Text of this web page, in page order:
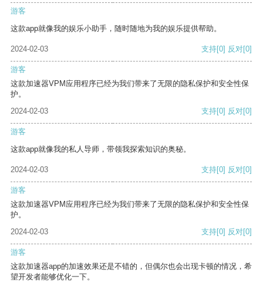
游客
这款app就像我的娱乐小助手，随时随地为我的娱乐提供帮助。
2024-02-03 支持[0] 反对[0]
游客
这款加速器VPM应用程序已经为我们带来了无限的隐私保护和安全性保
护。
2024-02-03
支持[0] 反对[0]
游客
这款app就像我的私人导师，带领我探索知识的奥秘。
2024-02-03 支持[0] 反对[0]
游客
这款加速器VPM应用程序已经为我们带来了无限的隐私保护和安全性保
护。
2024-02-03
支持[0] 反对[0]
游客
这款加速器app的加速效果还是不错的，但偶尔也会出现卡顿的情况，希
望开发者能够优化一下。